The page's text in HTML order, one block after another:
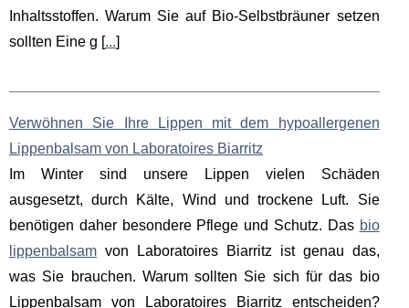
Inhaltsstoffen. Warum Sie auf Bio-Selbstbräuner setzen
sollten Eine g [...]
Verwöhnen Sie Ihre Lippen mit dem hypoallergenen
Lippenbalsam von Laboratoires Biarritz
Im Winter sind unsere Lippen vielen Schäden
ausgesetzt, durch Kälte, Wind und trockene Luft. Sie
benötigen daher besondere Pflege und Schutz. Das bio
lippenbalsam von Laboratoires Biarritz ist genau das,
was Sie brauchen. Warum sollten Sie sich für das bio
Lippenbalsam von Laboratoires Biarritz entscheiden?